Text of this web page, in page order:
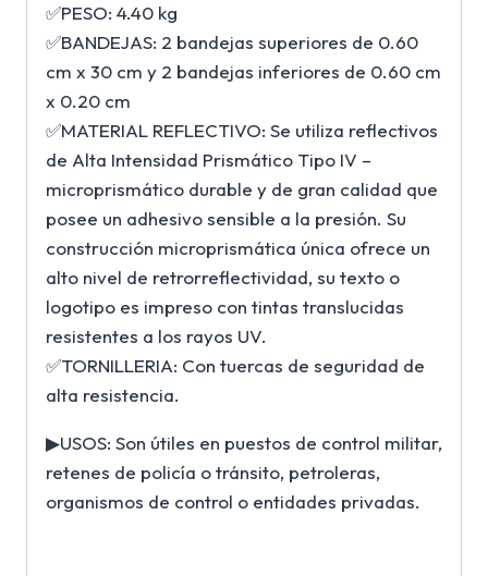
✅PESO: 4.40 kg
✅BANDEJAS: 2 bandejas superiores de 0.60
cm x 30 cm y 2 bandejas inferiores de 0.60 cm
x 0.20 cm
✅MATERIAL REFLECTIVO: Se utiliza reflectivos
de Alta Intensidad Prismático Tipo IV –
microprismático durable y de gran calidad que
posee un adhesivo sensible a la presión. Su
construcción microprismática única ofrece un
alto nivel de retrorreflectividad, su texto o
logotipo es impreso con tintas translucidas
resistentes a los rayos UV.
✅TORNILLERIA: Con tuercas de seguridad de
alta resistencia.
▶USOS: Son útiles en puestos de control militar,
retenes de policía o tránsito, petroleras,
organismos de control o entidades privadas.